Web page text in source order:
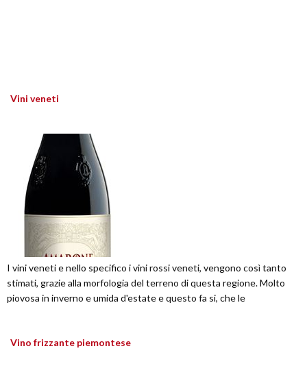
Vini veneti
I vini veneti e nello specifico i vini rossi veneti, vengono così tanto
stimati, grazie alla morfologia del terreno di questa regione. Molto
piovosa in inverno e umida d'estate e questo fa si, che le
Vino frizzante piemontese